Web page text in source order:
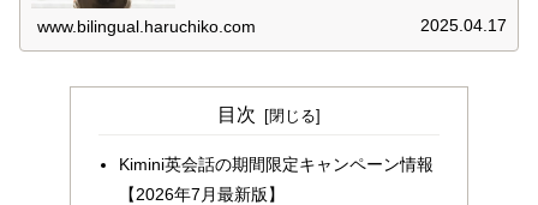
www.bilingual.haruchiko.com 2025.04.17
目次
Kimini英会話の期間限定キャンペーン情報
【2026年7月最新版】